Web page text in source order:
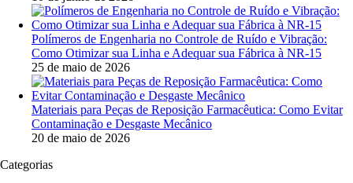
Polímeros de Engenharia no Controle de Ruído e Vibração:
Como Otimizar sua Linha e Adequar sua Fábrica à NR-15
25 de maio de 2026
Materiais para Peças de Reposição Farmacêutica: Como Evitar
Contaminação e Desgaste Mecânico
20 de maio de 2026
Categorias